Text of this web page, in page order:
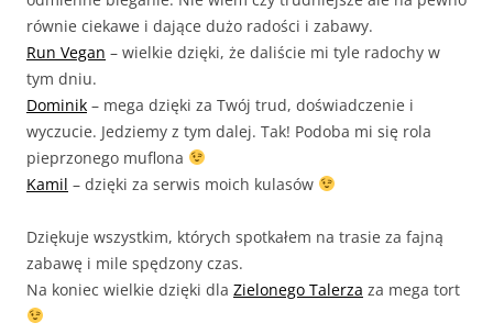
równie ciekawe i dające dużo radości i zabawy.
Run Vegan – wielkie dzięki, że daliście mi tyle radochy w
tym dniu.
Dominik – mega dzięki za Twój trud, doświadczenie i
wyczucie. Jedziemy z tym dalej. Tak! Podoba mi się rola
pieprzonego muflona
Kamil – dzięki za serwis moich kulasów
Dziękuje wszystkim, których spotkałem na trasie za fajną
zabawę i mile spędzony czas.
Na koniec wielkie dzięki dla Zielonego Talerza za mega tort